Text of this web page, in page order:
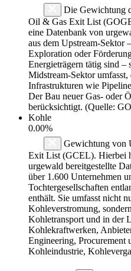
Die Gewichtung
Oil & Gas Exit List
eine Datenbank von
aus dem Upstream-Sektor
Exploration oder
Energieträgern tätig sind –
Midstream-Sektor
Infrastrukturen wie
Der Bau neuer Gas- oder
berücksichtigt. (Quelle:
Kohle
0.00%
Gewichtung von
Exit List (GCEL). Hierbei
urgewald bereitgestellte
über 1.600 Unternehmen
Tochtergesellschaften
enthält. Sie umfasst nicht
Kohleverstromung,
Kohletransport und in der
Kohlekraftwerken,
Engineering, Procurement
Kohleindustrie,